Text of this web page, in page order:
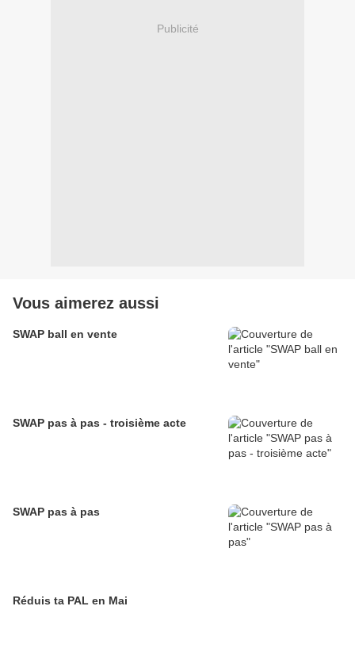
Publicité
Vous aimerez aussi
SWAP ball en vente
SWAP pas à pas - troisième acte
SWAP pas à pas
Réduis ta PAL en Mai